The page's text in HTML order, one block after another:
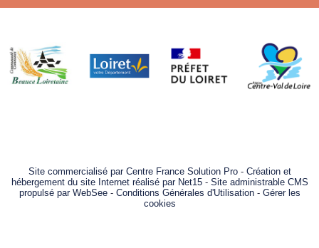
Site commercialisé par Centre France Solution Pro- Création et
hébergement du site Internet réalisé par Net15- Site administrable CMS
propulsé par WebSee- Conditions Générales d'Utilisation- Gérer les
cookies